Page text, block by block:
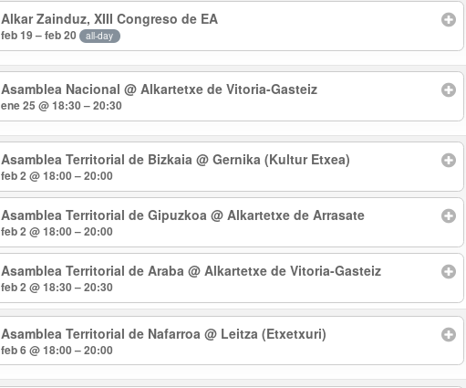
Alkar Zainduz, XIII Congreso de EA
feb 19 – feb 20 all-day
Asamblea Nacional@ Alkartetxe de Vitoria-Gasteiz
ene 25 @ 18:30 – 20:30
Asamblea Territorial de Bizkaia@ Gernika (Kultur Etxea)
feb 2 @ 18:00 – 20:00
Asamblea Territorial de Gipuzkoa@ Alkartetxe de Arrasate
feb 2 @ 18:00 – 20:00
Asamblea Territorial de Araba@ Alkartetxe de Vitoria-Gasteiz
feb 2 @ 18:30 – 20:30
Asamblea Territorial de Nafarroa@ Leitza (Etxetxuri)
feb 6 @ 18:00 – 20:00